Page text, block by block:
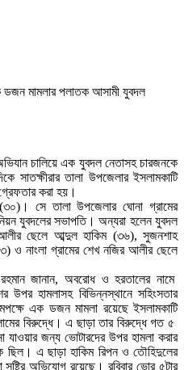
চালিয়ে এক যুবদল নেতাসহ চারজনকে
সাতক্ষীরার তালা উপজেলার ইসলামকাটি
করা হয়।
সে তালা উপজেলার ঘোনা গ্রামের
যুবদলের সভাপতি। অন্যরা হলেন যুবদল
ছেলে আব্দুল হাকিম (৩৬), সুজনশাহ
ও নাংলা গ্রামের শেখ নজির আলীর ছেলে
রহমান জানান, অবরোধ ও হরতালের নামে
হামলাসহ বিভিন্নস্থানে সহিংসতার
এক ডজন মামলা রয়েছে ইসলামকাটি
বিরুদ্ধে। এ ছাড়া তার বিরুদ্ধে গত ৫
যাওয়ার জন্য ভোটারদের উপর হামলা করার
ছিল। এ ছাড়া হাকিম রিপন ও তৌহিদুলের
অভিযোগ রয়েছে। রবিবার ভোর ৫টার